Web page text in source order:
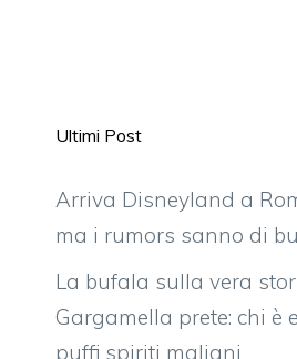
Ultimi Post
Arriva Disneyland a
ma i rumors sanno di
La bufala sulla vera
Gargamella prete: chi è
puffi spiriti maligni